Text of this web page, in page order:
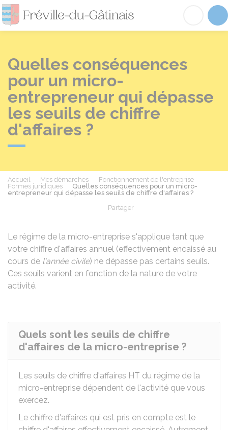
Fréville-du-
Quelles conséquences
pour un micro-
entrepreneur qui dépasse
les seuils de chiffre
d'affaires ?
Accueil Mes démarches
Fonctionnement de l'entreprise
Formes juridiques
Quelles conséquences pour un micro-
entrepreneur qui dépasse les seuils de chiffre d'affaires ?
Partager
Le régime de la micro-entreprise s'applique tant que
votre chiffre d'affaires annuel (effectivement encaissé au
cours de l'année civile) ne dépasse pas certains seuils.
Ces seuils varient en fonction de la nature de votre
activité.
Quels sont les seuils de chiffre
d'affaires de la micro-entreprise ?
Les seuils de chiffre d'affaires HT du régime de la
micro-entreprise dépendent de l'activité que vous
exercez.
Le chiffre d'affaires qui est pris en compte est le